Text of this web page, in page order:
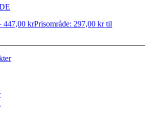
447,00krPrisområde: 297,00 kr til